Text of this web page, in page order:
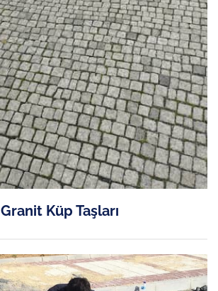
Granit Küp Taşları